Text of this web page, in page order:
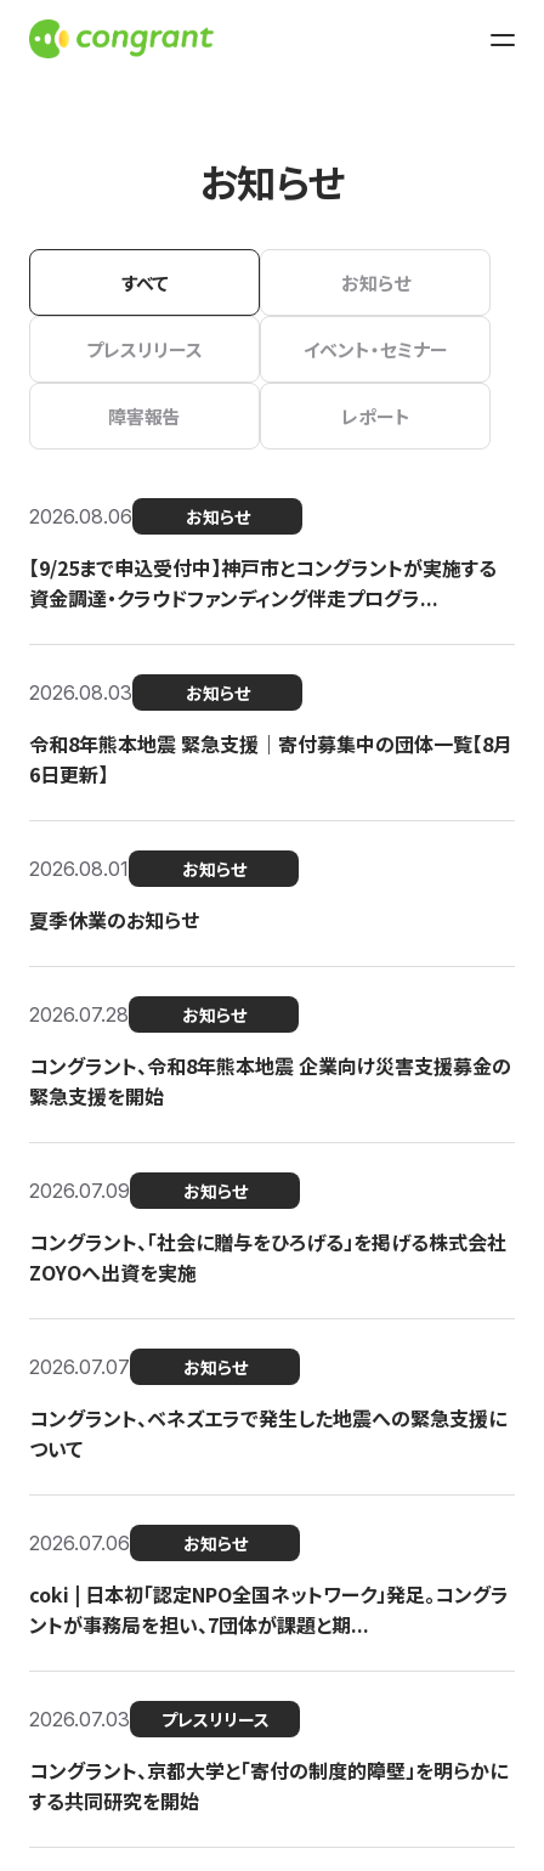
お知らせ
すべて お知らせ
プレスリリース イベント・セミナー
障害報告 レポート
2026.08.06 お知らせ
【9/25まで申込受付中】神戸市とコングラントが実施する
資金調達・クラウドファンディング伴走プログラ...
2026.08.03 お知らせ
令和8年熊本地震 緊急支援｜寄付募集中の団体一覧【8月
6日更新】
2026.08.01 お知らせ
夏季休業のお知らせ
2026.07.28 お知らせ
コングラント、令和8年熊本地震 企業向け災害支援募金の
緊急支援を開始
2026.07.09 お知らせ
コングラント、「社会に贈与をひろげる」を掲げる株式会社
ZOYOへ出資を実施
2026.07.07 お知らせ
コングラント、ベネズエラで発生した地震への緊急支援に
ついて
2026.07.06 お知らせ
coki | 日本初「認定NPO全国ネットワーク」発足。コングラ
ントが事務局を担い、7団体が課題と期...
2026.07.03 プレスリリース
コングラント、京都大学と「寄付の制度的障壁」を明らかに
する共同研究を開始